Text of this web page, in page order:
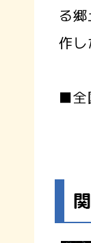
る
作し
■全